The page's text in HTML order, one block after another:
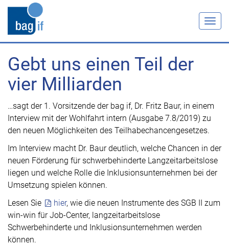
Gebt uns einen Teil der
vier Milliarden
…sagt der 1. Vorsitzende der bag if, Dr. Fritz Baur, in einem
Interview mit der Wohlfahrt intern (Ausgabe 7.8/2019) zu
den neuen Möglichkeiten des Teilhabechancengesetzes.
Im Interview macht Dr. Baur deutlich, welche Chancen in der
neuen Förderung für schwerbehinderte Langzeitarbeitslose
liegen und welche Rolle die Inklusionsunternehmen bei der
Umsetzung spielen können.
Lesen Sie
hier, wie die neuen Instrumente des SGB II zum
win-win für Job-Center, langzeitarbeitslose
Schwerbehinderte und Inklusionsunternehmen werden
können.